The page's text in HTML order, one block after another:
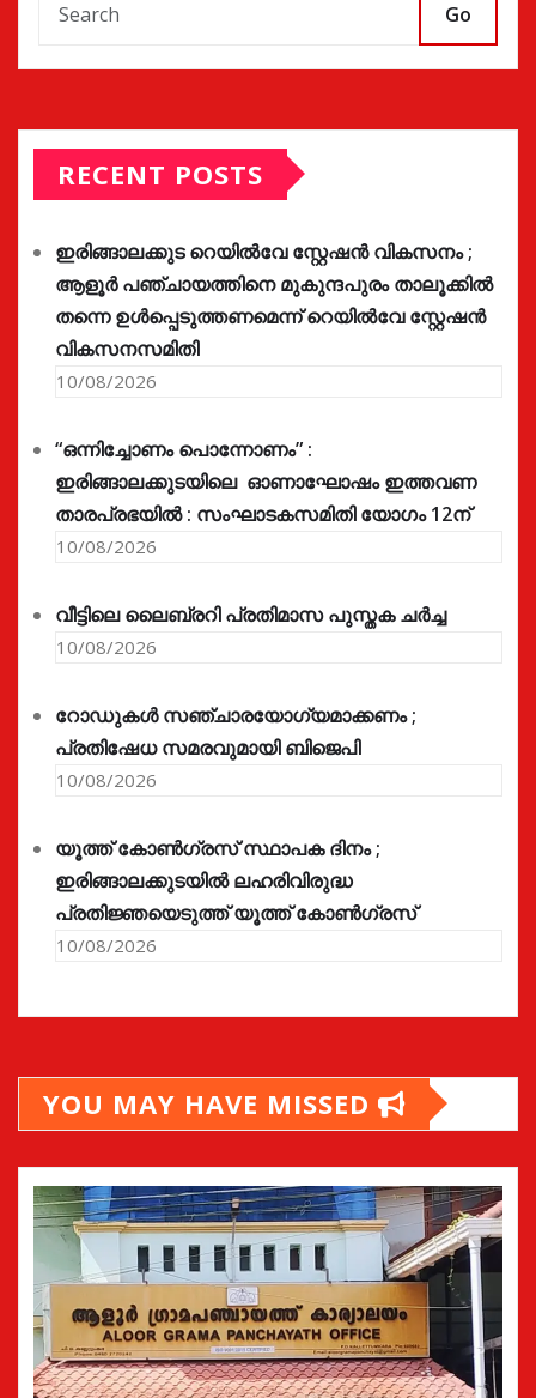
Go
RECENT POSTS
ഇരിങ്ങാലക്കുട റെയിൽവേ സ്റ്റേഷൻ വികസനം ;
ആളൂർ പഞ്ചായത്തിനെ മുകുന്ദപുരം താലൂക്കിൽ
തന്നെ ഉൾപ്പെടുത്തണമെന്ന് റെയിൽവേ സ്റ്റേഷൻ
വികസനസമിതി
10/08/2026
“ഒന്നിച്ചോണം പൊന്നോണം” :
ഇരിങ്ങാലക്കുടയിലെ ഓണാഘോഷം ഇത്തവണ
താരപ്രഭയിൽ : സംഘാടകസമിതി യോഗം 12ന്
10/08/2026
വീട്ടിലെ ലൈബ്രറി പ്രതിമാസ പുസ്തക ചർച്ച
10/08/2026
റോഡുകൾ സഞ്ചാരയോഗ്യമാക്കണം ;
പ്രതിഷേധ സമരവുമായി ബിജെപി
10/08/2026
യൂത്ത് കോൺഗ്രസ്‌ സ്ഥാപക ദിനം ;
ഇരിങ്ങാലക്കുടയിൽ ലഹരിവിരുദ്ധ
പ്രതിജ്ഞയെടുത്ത് യൂത്ത് കോൺഗ്രസ്
10/08/2026
YOU MAY HAVE MISSED